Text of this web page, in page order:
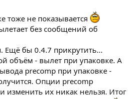
тоже не показывается
без сообщений об
Ещё бы 0.4.7 прикрутить...
объём - вылет при упаковке. А
precomp при упаковке -
Опции precomp
изменить их никак нельзя. Итог